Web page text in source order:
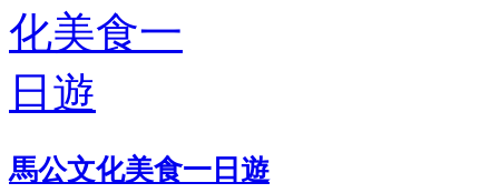
馬公文化美食一日遊